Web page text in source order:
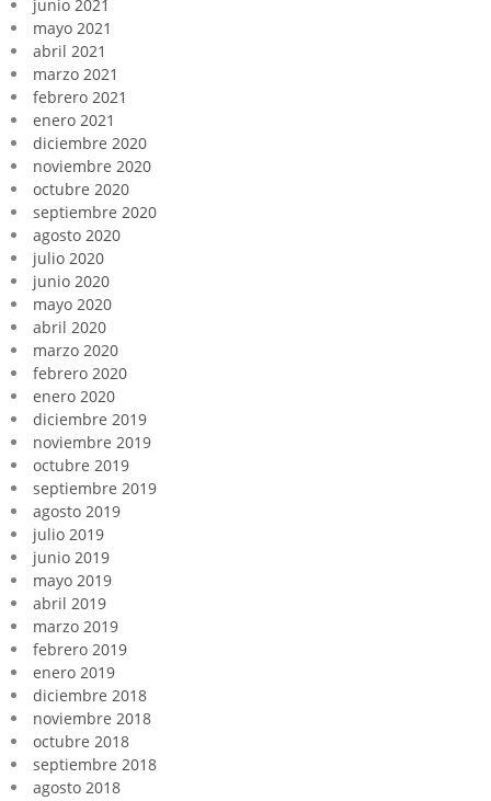
junio 2021
mayo 2021
abril 2021
marzo 2021
febrero 2021
enero 2021
diciembre 2020
noviembre 2020
octubre 2020
septiembre 2020
agosto 2020
julio 2020
junio 2020
mayo 2020
abril 2020
marzo 2020
febrero 2020
enero 2020
diciembre 2019
noviembre 2019
octubre 2019
septiembre 2019
agosto 2019
julio 2019
junio 2019
mayo 2019
abril 2019
marzo 2019
febrero 2019
enero 2019
diciembre 2018
noviembre 2018
octubre 2018
septiembre 2018
agosto 2018